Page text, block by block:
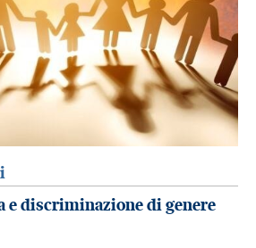
discriminazione di genere